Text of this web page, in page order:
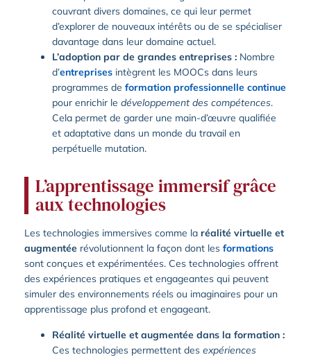
couvrant divers domaines, ce qui leur permet
d’explorer de nouveaux intérêts ou de se spécialiser
davantage dans leur domaine actuel.
L’adoption par de grandes entreprises : Nombre
d’entreprises intègrent les MOOCs dans leurs
programmes de formation professionnelle continue
pour enrichir le développement des compétences.
Cela permet de garder une main-d’œuvre qualifiée
et adaptative dans un monde du travail en
perpétuelle mutation.
L’apprentissage immersif grâce
aux technologies
Les technologies immersives comme la réalité virtuelle et
augmentée révolutionnent la façon dont les formations
sont conçues et expérimentées. Ces technologies offrent
des expériences pratiques et engageantes qui peuvent
simuler des environnements réels ou imaginaires pour un
apprentissage plus profond et engageant.
Réalité virtuelle et augmentée dans la formation :
Ces technologies permettent des expériences